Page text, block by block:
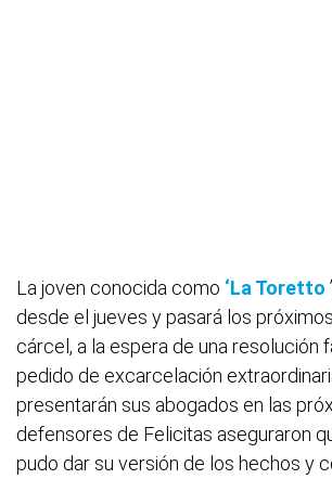
La joven conocida como ‘La Toretto
desde el jueves y pasará los
cárcel, a la espera de una resolución
pedido de excarcelación
presentarán sus abogados en las
defensores de Felicitas aseguraron
pudo dar su versión de los hechos y